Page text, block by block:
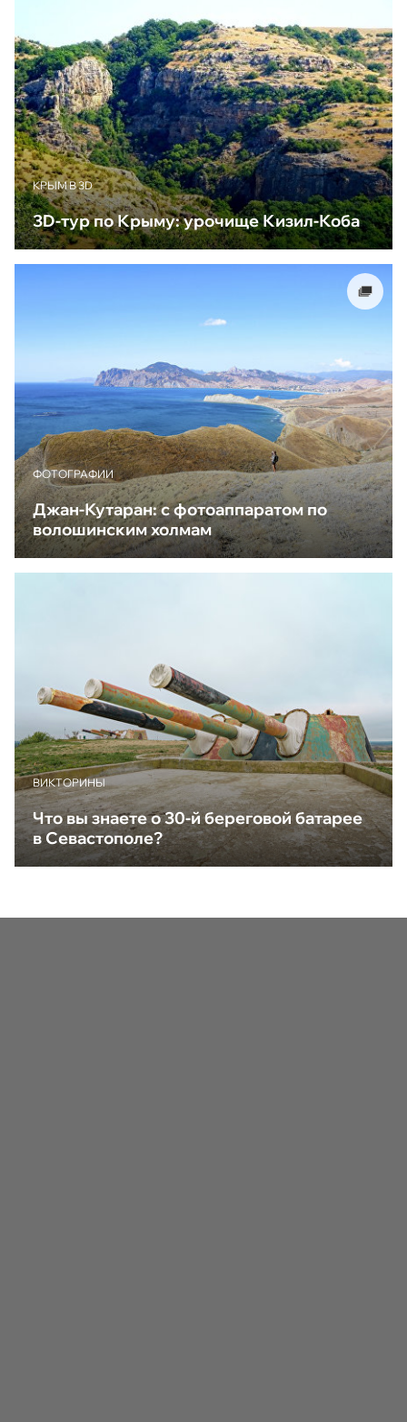
КРЫМ В 3D
3D-тур по Крыму: урочище Кизил-Коба
ФОТОГРАФИИ
Джан-Кутаран: с фотоаппаратом по
волошинским холмам
ВИКТОРИНЫ
Что вы знаете о 30-й береговой батарее
в Севастополе?